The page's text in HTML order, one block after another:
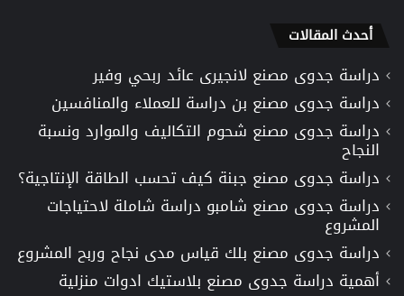
أحدث المقالات
دراسة جدوى مصنع لانجيرى عائد ربحي وفير
دراسة جدوى مصنع بن دراسة للعملاء والمنافسين
دراسة جدوى مصنع شحوم التكاليف والموارد ونسبة
النجاح
دراسة جدوى مصنع جبنة كيف تحسب الطاقة الإنتاجية؟
دراسة جدوى مصنع شامبو دراسة شاملة لاحتياجات
المشروع
دراسة جدوى مصنع بلك قياس مدى نجاح وربح المشروع
أهمية دراسة جدوى مصنع بلاستيك ادوات منزلية